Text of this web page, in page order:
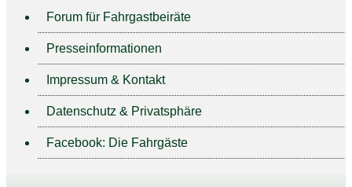
Forum für Fahrgastbeiräte
Presseinformationen
Impressum & Kontakt
Datenschutz & Privatsphäre
Facebook: Die Fahrgäste